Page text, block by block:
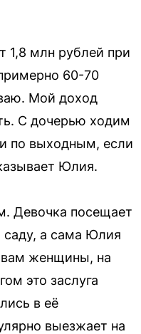
1,8 млн рублей при
60-70
Мой доход
С дочерью ходим
по выходным, если
Юлия.
Девочка посещает
саду, а сама Юлия
женщины, на
это заслуга
в её
выезжает на